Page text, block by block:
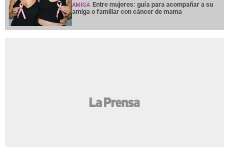
AMIGA Entre mujeres: guía para acompañar a su
amiga o familiar con cáncer de mama